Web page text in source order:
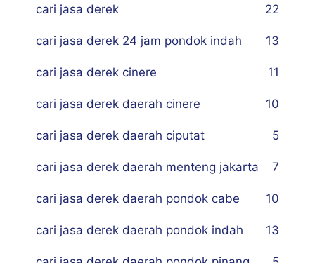
cari jasa derek 22
cari jasa derek 24 jam pondok indah 13
cari jasa derek cinere 11
cari jasa derek daerah cinere 10
cari jasa derek daerah ciputat 5
cari jasa derek daerah menteng jakarta 7
cari jasa derek daerah pondok cabe 10
cari jasa derek daerah pondok indah 13